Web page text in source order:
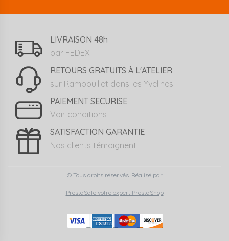
LIVRAISON 48h
par FEDEX
RETOURS GRATUITS À L'ATELIER
sur Rambouillet dans les Yvelines
PAIEMENT SECURISE
Voir conditions
SATISFACTION GARANTIE
Nos clients témoignent
© Tous droits réservés. Réalisé par
PrestaSafe votre expert PrestaShop